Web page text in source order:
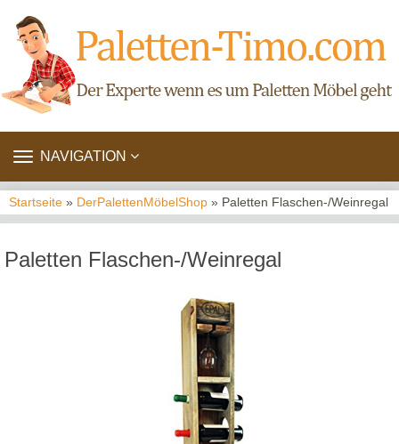
TOGGLE
NAVIGATION
Startseite » DerPalettenMöbelShop » Paletten Flaschen-/Weinregal
Paletten Flaschen-/Weinregal